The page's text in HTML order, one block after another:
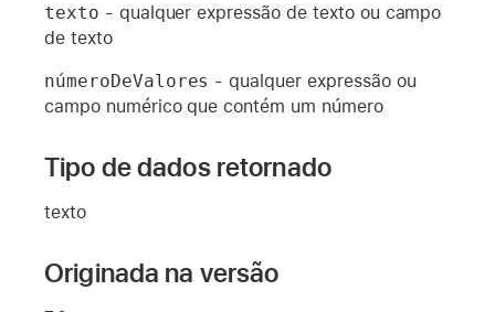
texto - qualquer expressão de texto ou campo
de texto
númeroDeValores - qualquer expressão ou
campo numérico que contém um número
Tipo de dados retornado
texto
Originada na versão